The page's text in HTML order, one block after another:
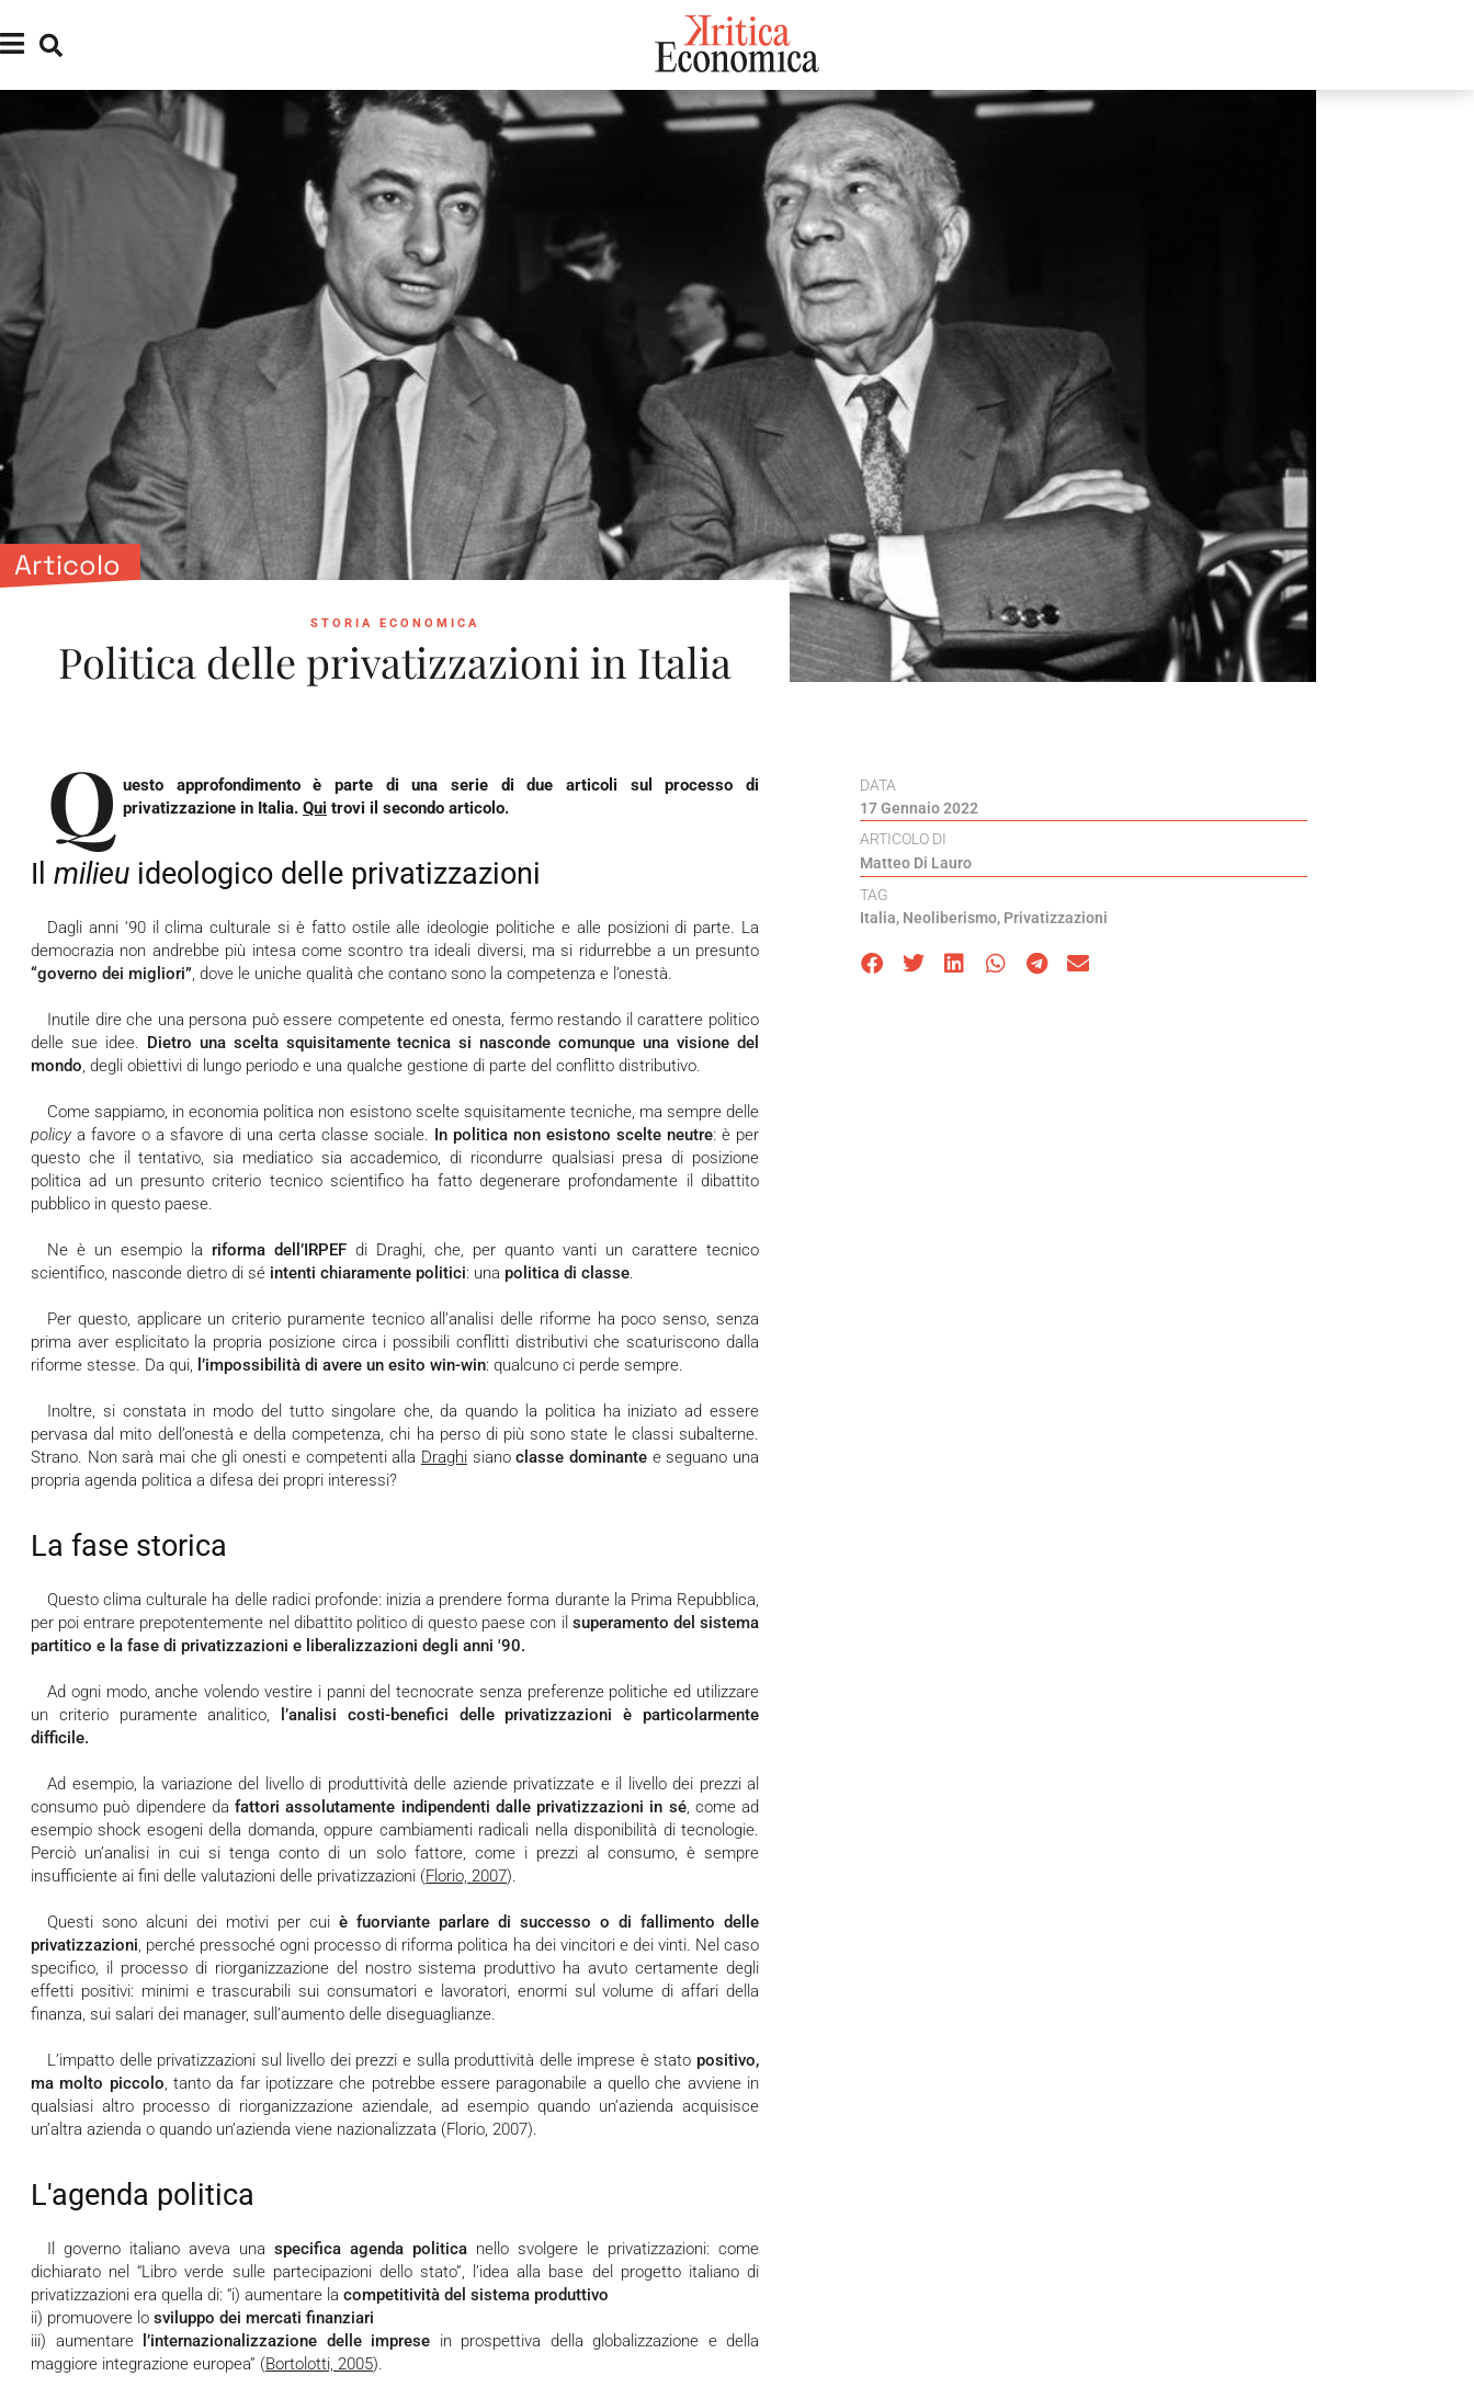
Articolo
STORIA ECONOMICA
Politica delle privatizzazioni in Italia
Q uesto approfondimento è parte di una serie di due articoli sul processo di
privatizzazione in Italia. Qui trovi il secondo articolo.
Il milieu ideologico delle privatizzazioni
Dagli anni ‘90 il clima culturale si è fatto ostile alle ideologie politiche e alle posizioni di parte. La
democrazia non andrebbe più intesa come scontro tra ideali diversi, ma si ridurrebbe a un presunto
“governo dei migliori”, dove le uniche qualità che contano sono la competenza e l’onestà.
Inutile dire che una persona può essere competente ed onesta, fermo restando il carattere politico
delle sue idee. Dietro una scelta squisitamente tecnica si nasconde comunque una visione del
mondo, degli obiettivi di lungo periodo e una qualche gestione di parte del conflitto distributivo.
Come sappiamo, in economia politica non esistono scelte squisitamente tecniche, ma sempre delle
policya favore o a sfavore di una certa classe sociale. In politica non esistono scelte neutre: è per
questo che il tentativo, sia mediatico sia accademico, di ricondurre qualsiasi presa di posizione
politica ad un presunto criterio tecnico scientifico ha fatto degenerare profondamente il dibattito
pubblico in questo paese.
Ne è un esempio la riforma dell’IRPEF di Draghi, che, per quanto vanti un carattere tecnico
scientifico, nasconde dietro di sé intenti chiaramente politici: una politica di classe.
Per questo, applicare un criterio puramente tecnico all’analisi delle riforme ha poco senso, senza
prima aver esplicitato la propria posizione circa i possibili conflitti distributivi che scaturiscono dalla
riforme stesse. Da qui, l’impossibilità di avere un esito win-win: qualcuno ci perde sempre.
Inoltre, si constata in modo del tutto singolare che, da quando la politica ha iniziato ad essere
pervasa dal mito dell’onestà e della competenza, chi ha perso di più sono state le classi subalterne.
Strano. Non sarà mai che gli onesti e competenti alla Draghisianoclasse dominantee seguano una
propria agenda politica a difesa dei propri interessi?
La fase storica
Questo clima culturale ha delle radici profonde: inizia a prendere forma durante la Prima Repubblica,
per poi entrare prepotentemente nel dibattito politico di questo paese con il superamento del sistema
partitico e la fase di privatizzazioni e liberalizzazioni degli anni '90.
Ad ogni modo, anche volendo vestire i panni del tecnocrate senza preferenze politiche ed utilizzare
un criterio puramente analitico,
l’analisi costi-benefici delle privatizzazioni è particolarmente
difficile.
Ad esempio, la variazione del livello di produttività delle aziende privatizzate e il livello dei prezzi al
consumo può dipendere da fattori assolutamente indipendenti dalle privatizzazioni in sé, come ad
esempio shock esogeni della domanda, oppure cambiamenti radicali nella disponibilità di tecnologie.
Perciò un’analisi in cui si tenga conto di un solo fattore, come i prezzi al consumo, è sempre
insufficiente ai fini delle valutazioni delle privatizzazioni (Florio, 2007).
Questi sono alcuni dei motivi per cui è fuorviante parlare di successo o di fallimento delle
privatizzazioni, perché pressoché ogni processo di riforma politica ha dei vincitori e dei vinti. Nel caso
specifico, il processo di riorganizzazione del nostro sistema produttivo ha avuto certamente degli
effetti positivi: minimi e trascurabili sui consumatori e lavoratori, enormi sul volume di affari della
finanza, sui salari dei manager, sull’aumento delle diseguaglianze.
L’impatto delle privatizzazioni sul livello dei prezzi e sulla produttività delle imprese è stato positivo,
ma molto piccolo, tanto da far ipotizzare che potrebbe essere paragonabile a quello che avviene in
qualsiasi altro processo di riorganizzazione aziendale, ad esempio quando un’azienda acquisisce
un’altra azienda o quando un’azienda viene nazionalizzata (Florio, 2007).
L'agenda politica
Il governo italiano aveva una specifica agenda politica nello svolgere le privatizzazioni: come
dichiarato nel “Libro verde sulle partecipazioni dello stato”, l’idea alla base del progetto italiano di
privatizzazioni era quella di: “i) aumentare la competitività del sistema produttivo
ii) promuovere lo sviluppo dei mercati finanziari
iii) aumentare
l’internazionalizzazione delle imprese in prospettiva della globalizzazione e della
maggiore integrazione europea” (Bortolotti, 2005).
DATA
17 Gennaio 2022
ARTICOLO DI
Matteo Di Lauro
TAG
Italia, Neoliberismo, Privatizzazioni